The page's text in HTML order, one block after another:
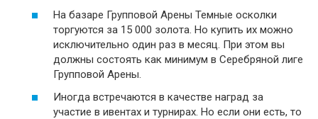
На базаре Групповой Арены Темные осколки
торгуются за 15 000 золота. Но купить их можно
исключительно один раз в месяц. При этом вы
должны состоять как минимум в Серебряной лиге
Групповой Арены.
Иногда встречаются в качестве наград за
участие в ивентах и турнирах. Но если они есть, то